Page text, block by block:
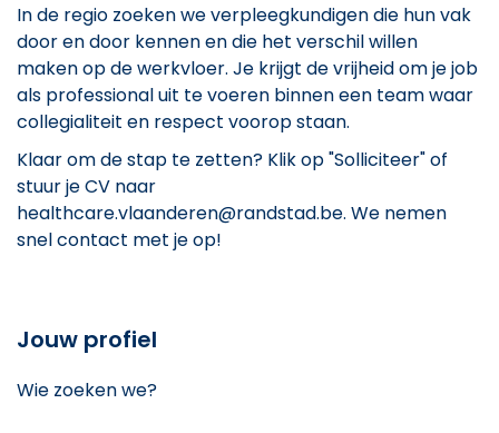
In de regio zoeken we verpleegkundigen die hun vak
door en door kennen en die het verschil willen
maken op de werkvloer. Je krijgt de vrijheid om je job
als professional uit te voeren binnen een team waar
collegialiteit en respect voorop staan.
Klaar om de stap te zetten? Klik op "Solliciteer" of
stuur je CV naar
healthcare.vlaanderen@randstad.be. We nemen
snel contact met je op!
Jouw profiel
Wie zoeken we?